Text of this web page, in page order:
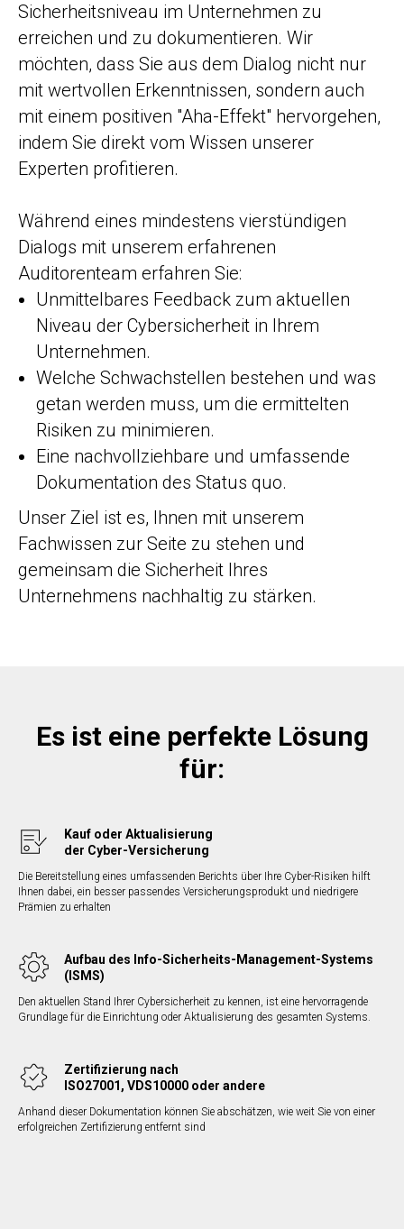
Sicherheitsniveau im Unternehmen zu
erreichen und zu dokumentieren. Wir
möchten, dass Sie aus dem Dialog nicht nur
mit wertvollen Erkenntnissen, sondern auch
mit einem positiven "Aha-Effekt" hervorgehen,
indem Sie direkt vom Wissen unserer
Experten profitieren.
Während eines mindestens vierstündigen
Dialogs mit unserem erfahrenen
Auditorenteam erfahren Sie:
Unmittelbares Feedback zum aktuellen
Niveau der Cybersicherheit in Ihrem
Unternehmen.
Welche Schwachstellen bestehen und was
getan werden muss, um die ermittelten
Risiken zu minimieren.
Eine nachvollziehbare und umfassende
Dokumentation des Status quo.
Unser Ziel ist es, Ihnen mit unserem
Fachwissen zur Seite zu stehen und
gemeinsam die Sicherheit Ihres
Unternehmens nachhaltig zu stärken.
Es ist eine perfekte Lösung
für:
Kauf oder Aktualisierung
der Cyber-Versicherung
Die Bereitstellung eines umfassenden Berichts über Ihre Cyber-Risiken hilft
Ihnen dabei, ein besser passendes Versicherungsprodukt und niedrigere
Prämien zu erhalten
Aufbau des Info-Sicherheits-Management-Systems
(ISMS)
Den aktuellen Stand Ihrer Cybersicherheit zu kennen, ist eine hervorragende
Grundlage für die Einrichtung oder Aktualisierung des gesamten Systems.
Zertifizierung nach
ISO27001, VDS10000 oder andere
Anhand dieser Dokumentation können Sie abschätzen, wie weit Sie von einer
erfolgreichen Zertifizierung entfernt sind